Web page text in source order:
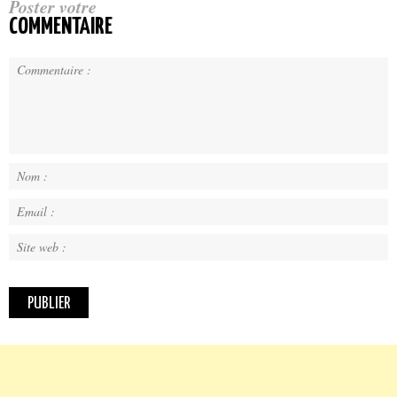
Poster votre
COMMENTAIRE